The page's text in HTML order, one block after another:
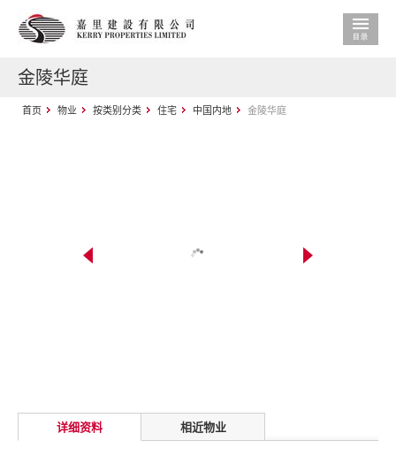
金陵华庭
首页 物业 按类别分类 住宅 中国内地 金陵华庭
详细资料 相近物业